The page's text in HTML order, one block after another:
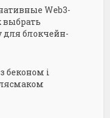
Web3-
выбрать
для блокчейн-
беконом і